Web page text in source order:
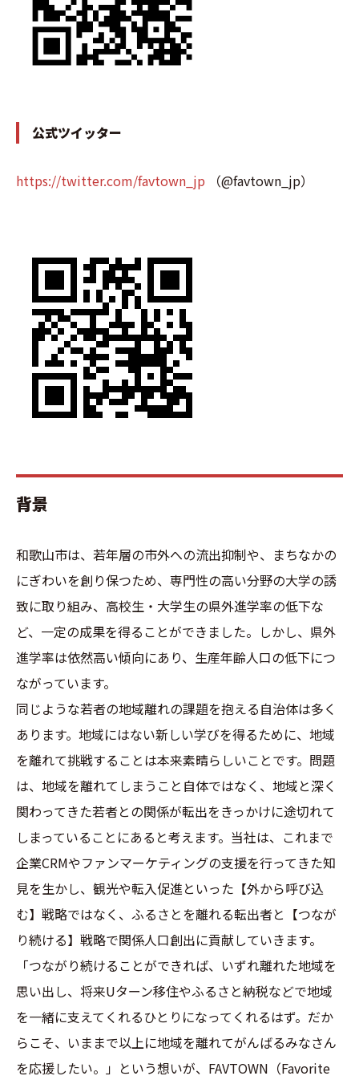
公式ツイッター
https://twitter.com/favtown_jp （@favtown_jp）
背景
和歌山市は、若年層の市外への流出抑制や、まちなかの
にぎわいを創り保つため、専門性の高い分野の大学の誘
致に取り組み、高校生・大学生の県外進学率の低下な
ど、一定の成果を得ることができました。しかし、県外
進学率は依然高い傾向にあり、生産年齢人口の低下につ
ながっています。
同じような若者の地域離れの課題を抱える自治体は多く
あります。地域にはない新しい学びを得るために、地域
を離れて挑戦することは本来素晴らしいことです。問題
は、地域を離れてしまうこと自体ではなく、地域と深く
関わってきた若者との関係が転出をきっかけに途切れて
しまっていることにあると考えます。当社は、これまで
企業CRMやファンマーケティングの支援を行ってきた知
見を生かし、観光や転入促進といった【外から呼び込
む】戦略ではなく、ふるさとを離れる転出者と【つなが
り続ける】戦略で関係人口創出に貢献していきます。
「つながり続けることができれば、いずれ離れた地域を
思い出し、将来Uターン移住やふるさと納税などで地域
を一緒に支えてくれるひとりになってくれるはず。だか
らこそ、いままで以上に地域を離れてがんばるみなさん
を応援したい。」という想いが、FAVTOWN（Favorite